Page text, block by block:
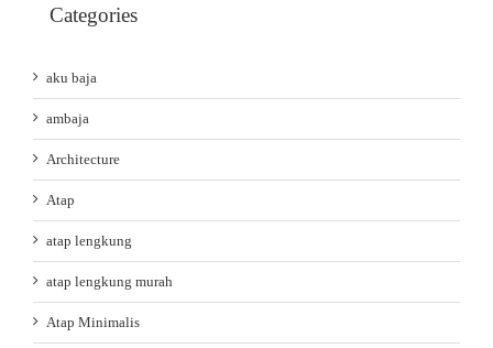
Categories
aku baja
ambaja
Architecture
Atap
atap lengkung
atap lengkung murah
Atap Minimalis